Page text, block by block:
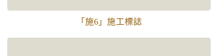
「施6」施工標誌